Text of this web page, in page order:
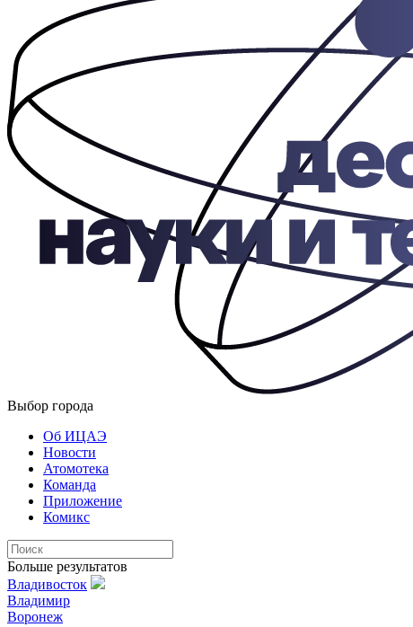
Выбор города
Об ИЦАЭ
Новости
Атомотека
Команда
Приложение
Комикс
Больше результатов
Владивосток
Владимир
Воронеж